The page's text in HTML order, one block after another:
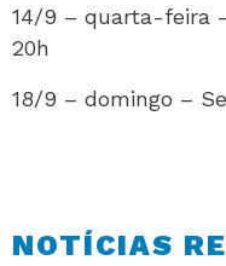
14/9 – quarta-feira
20h
18/9 – domingo –
NOTÍCIAS